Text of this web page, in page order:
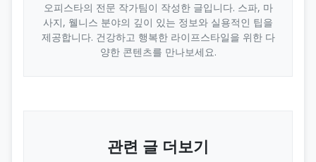
오피스타의 전문 작가팀이 작성한 글입니다. 스파, 마
사지, 웰니스 분야의 깊이 있는 정보와 실용적인 팁을
제공합니다. 건강하고 행복한 라이프스타일을 위한 다
양한 콘텐츠를 만나보세요.
관련 글 더보기